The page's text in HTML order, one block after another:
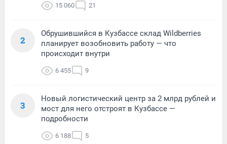
15 060 21
2
Обрушившийся в Кузбассе склад Wildberries
планирует возобновить работу — что
происходит внутри
6 455 9
3
Новый логистический центр за 2 млрд рублей и
мост для него отстроят в Кузбассе —
подробности
6 188 5